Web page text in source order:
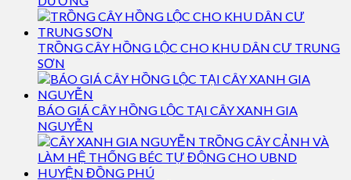
TRỒNG CÂY HỒNG LỘC CHO KHU DÂN CƯ TRUNG
SƠN
BÁO GIÁ CÂY HỒNG LỘC TẠI CÂY XANH GIA
NGUYỄN